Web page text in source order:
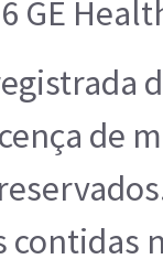
GE
de
contidas